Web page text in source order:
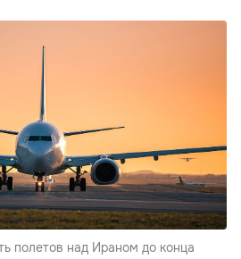
полетов над Ираном до конца